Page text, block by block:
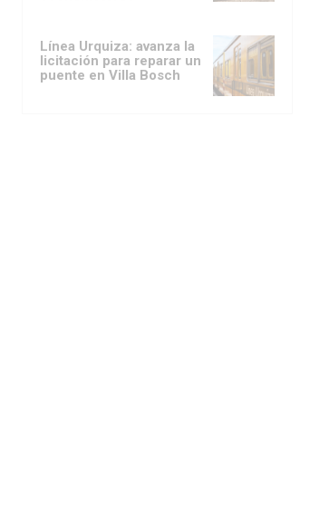
Línea Urquiza: avanza la
licitación para reparar un
puente en Villa Bosch